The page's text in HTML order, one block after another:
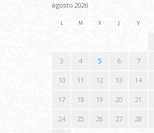
agosto 2026
L M X J V
3 4 5 6 7
10 11 12 13 14
17 18 19 20 21
24 25 26 27 28